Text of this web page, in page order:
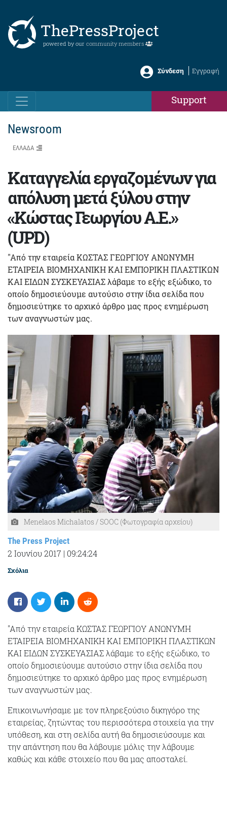
ThePressProject
powered by our community members
Σύνδεση Εγγραφή
Support
Newsroom
ΕΛΛΑΔΑ
Καταγγελία εργαζομένων για
απόλυση μετά ξύλου στην
«Κώστας Γεωργίου Α.Ε.»
(UPD)
"Από την εταιρεία ΚΩΣΤΑΣ ΓΕΩΡΓΙΟΥ ΑΝΩΝΥΜΗ
ΕΤΑΙΡΕΙΑ ΒΙΟΜΗΧΑΝΙΚΗ ΚΑΙ ΕΜΠΟΡΙΚΗ ΠΛΑΣΤΙΚΩΝ
ΚΑΙ ΕΙΔΩΝ ΣΥΣΚΕΥΑΣΙΑΣ λάβαμε το εξής εξώδικο, το
οποίο δημοσιεύουμε αυτούσιο στην ίδια σελίδα που
δημοσιεύτηκε το αρχικό άρθρο μας προς ενημέρωση
των αναγνωστών μας.
Menelaos Michalatos / SOOC (Φωτογραφία αρχείου)
The Press Project
2 Ιουνίου 2017 | 09:24:24
Σχόλια
"Από την εταιρεία ΚΩΣΤΑΣ ΓΕΩΡΓΙΟΥ ΑΝΩΝΥΜΗ
ΕΤΑΙΡΕΙΑ ΒΙΟΜΗΧΑΝΙΚΗ ΚΑΙ ΕΜΠΟΡΙΚΗ ΠΛΑΣΤΙΚΩΝ
ΚΑΙ ΕΙΔΩΝ ΣΥΣΚΕΥΑΣΙΑΣ λάβαμε το εξής εξώδικο, το
οποίο δημοσιεύουμε αυτούσιο στην ίδια σελίδα που
δημοσιεύτηκε το αρχικό άρθρο μας προς ενημέρωση
των αναγνωστών μας.
Επικοινωνήσαμε με τον πληρεξούσιο δικηγόρο της
εταιρείας, ζητώντας του περισσότερα στοιχεία για την
υπόθεση, και στη σελίδα αυτή θα δημοσιεύσουμε και
την απάντηση που θα λάβουμε μόλις την λάβουμε
καθώς και κάθε στοιχείο που θα μας αποσταλεί.